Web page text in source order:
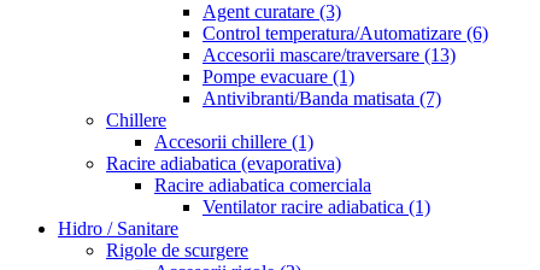
Agent curatare (3)
Control temperatura/Automatizare (6)
Accesorii mascare/traversare (13)
Pompe evacuare (1)
Antivibranti/Banda matisata (7)
Chillere
Accesorii chillere (1)
Racire adiabatica (evaporativa)
Racire adiabatica comerciala
Ventilator racire adiabatica (1)
Hidro / Sanitare
Rigole de scurgere